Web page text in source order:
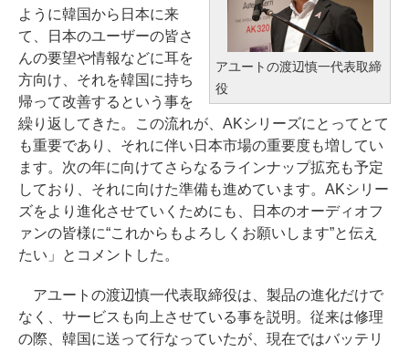
アユートの渡辺慎一代表取締
役
ように韓国から日本に来
て、日本のユーザーの皆さ
んの要望や情報などに耳を
方向け、それを韓国に持ち
帰って改善するという事を
繰り返してきた。この流れが、AKシリーズにとってとて
も重要であり、それに伴い日本市場の重要度も増してい
ます。次の年に向けてさらなるラインナップ拡充も予定
しており、それに向けた準備も進めています。AKシリー
ズをより進化させていくためにも、日本のオーディオフ
ァンの皆様に“これからもよろしくお願いします”と伝え
たい」とコメントした。
アユートの渡辺慎一代表取締役は、製品の進化だけで
なく、サービスも向上させている事を説明。従来は修理
の際、韓国に送って行なっていたが、現在ではバッテリ